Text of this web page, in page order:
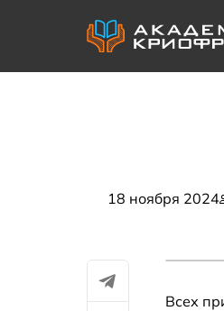
18 ноября 2024
Всех